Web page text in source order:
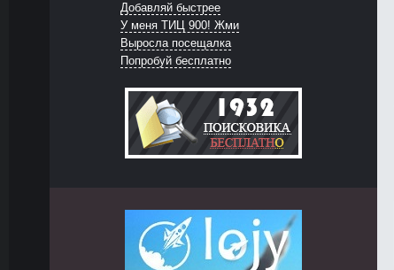
Добавляй быстрее
У меня ТИЦ 900! Жми
Выросла посещалка
Попробуй бесплатно